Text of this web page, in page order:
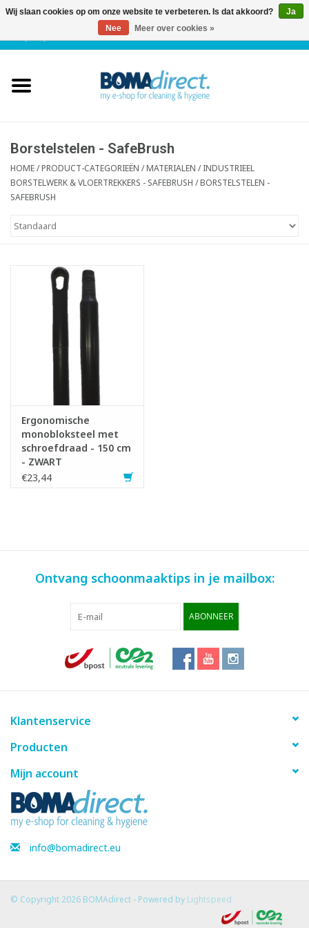
Klantenservice
Blog
Borstelstelen - SafeBrush
HOME/PRODUCT-CATEGORIEËN /MATERIALEN /INDUSTRIEEL
BORSTELWERK & VLOERTREKKERS - SAFEBRUSH /BORSTELSTELEN -
SAFEBRUSH
Ergonomische
monobloksteel met
schroefdraad - 150 cm
- ZWART
€23,44
Ontvang schoonmaaktips in je mailbox:
ABONNEER
Klantenservice
Producten
Mijn account
info@bomadirect.eu
© Copyright 2026 BOMAdirect - Powered by Lightspeed
Wij slaan cookies op om onze website te verbeteren. Is dat akkoord?
Ja
Nee
Meer over cookies »